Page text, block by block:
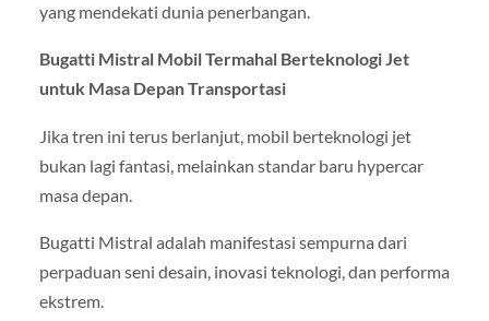
yang mendekati dunia penerbangan.
Bugatti Mistral Mobil Termahal Berteknologi Jet
untuk Masa Depan Transportasi
Jika tren ini terus berlanjut, mobil berteknologi jet
bukan lagi fantasi, melainkan standar baru hypercar
masa depan.
Bugatti Mistral adalah manifestasi sempurna dari
perpaduan seni desain, inovasi teknologi, dan performa
ekstrem.